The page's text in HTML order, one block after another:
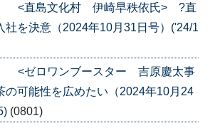
】 <直島文化村 伊崎早秩依氏> ?直
社を決意（2024年10月31日号）('24/1
】 <ゼロワンブースター 吉原慶太事
可能性を広めたい（2024年10月24
(0801)